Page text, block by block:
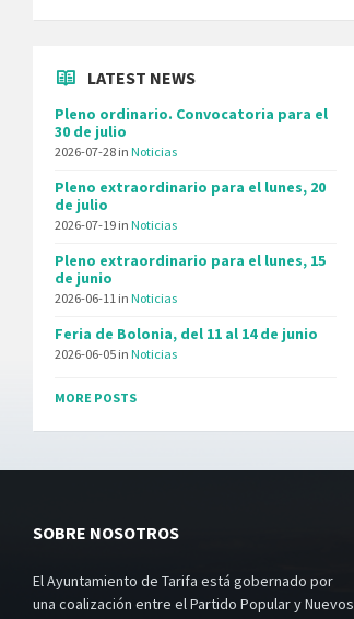
LATEST NEWS
Pleno ordinario. Convocatoria para el
30 de julio
2026-07-28 in Noticias
Pleno extraordinario para el lunes, 20
de julio
2026-07-19 in Noticias
Pleno extraordinario para el lunes, 15
de junio
2026-06-11 in Noticias
Feria de Bolonia, del 11 al 14 de junio
2026-06-05 in Noticias
MORE POSTS
SOBRE NOSOTROS
El Ayuntamiento de Tarifa está gobernado por
una coalización entre el Partido Popular y Nuevos